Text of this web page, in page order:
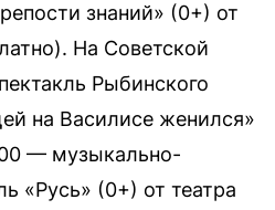
знаний» (0+) от
На Советской
Рыбинского
на Василисе женился»
— музыкально-
«Русь» (0+) от театра